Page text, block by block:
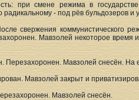
при смене режима в
радикальному - под рёв бульдозеров
свержения коммунистического
Мавзолей некоторое время
Перезахоронен. Мавзолей снесён. На
Мавзолей закрыт и
Мавзолей снесён.